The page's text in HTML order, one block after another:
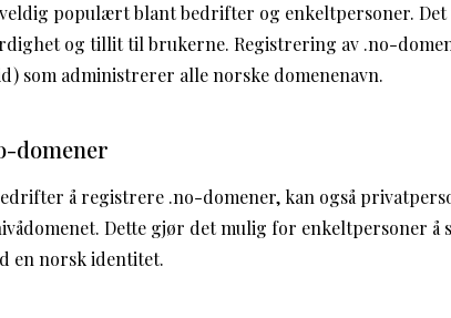
populært blant bedrifter og enkeltpersoner.
og tillit til brukerne. Registrering av .no-
som administrerer alle norske domenenavn.
domener
å registrere .no-domener, kan også
Dette gjør det mulig for enkeltpersoner å
en norsk identitet.